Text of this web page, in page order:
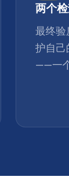
两个
最终验
护自己
——一